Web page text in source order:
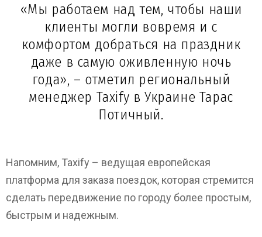
«Мы работаем над тем, чтобы наши
клиенты могли вовремя и с
комфортом добраться на праздник
даже в самую оживленную ночь
года», – отметил региональный
менеджер Taxify в Украине Тарас
Потичный.
Напомним, Taxify – ведущая европейская
платформа для заказа поездок, которая стремится
сделать передвижение по городу более простым,
быстрым и надежным.